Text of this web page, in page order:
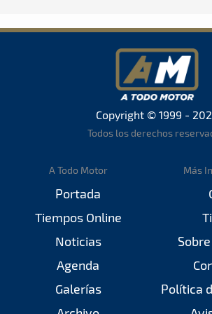
Copyright © 1999 -
Todos los derechos
A Todo Motor
Portada
Tiempos Online
Noticias
Agenda
Galerías
Más
Política